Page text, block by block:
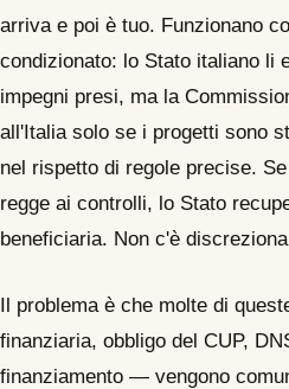
arriva e poi è tuo. Funzionano
condizionato: lo Stato italiano li
impegni presi, ma la
all'Italia solo se i progetti sono
nel rispetto di regole precise.
regge ai controlli, lo Stato
beneficiaria. Non c'è
Il problema è che molte di
finanziaria, obbligo del CUP,
finanziamento — vengono